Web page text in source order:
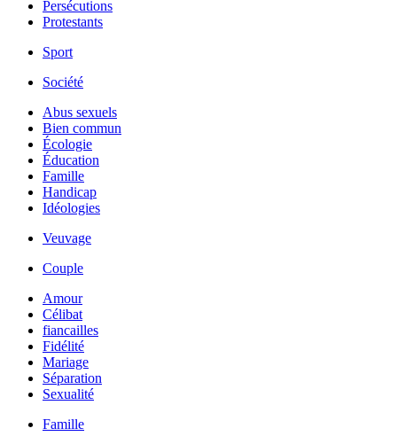
Persécutions
Protestants
Sport
Société
Abus sexuels
Bien commun
Écologie
Éducation
Famille
Handicap
Idéologies
Veuvage
Couple
Amour
Célibat
fiancailles
Fidélité
Mariage
Séparation
Sexualité
Famille